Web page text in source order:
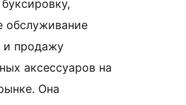
обслуживание
и продажу
аксессуаров на
Она